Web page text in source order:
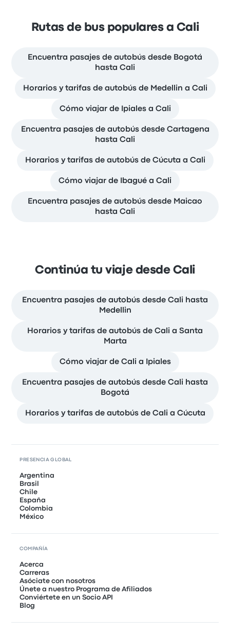
Rutas de bus populares a Cali
Encuentra pasajes de autobús desde Bogotá
hasta Cali
Horarios y tarifas de autobús de Medellin a Cali
Cómo viajar de Ipiales a Cali
Encuentra pasajes de autobús desde Cartagena
hasta Cali
Horarios y tarifas de autobús de Cúcuta a Cali
Cómo viajar de Ibagué a Cali
Encuentra pasajes de autobús desde Maicao
hasta Cali
Continúa tu viaje desde Cali
Encuentra pasajes de autobús desde Cali hasta
Medellin
Horarios y tarifas de autobús de Cali a Santa
Marta
Cómo viajar de Cali a Ipiales
Encuentra pasajes de autobús desde Cali hasta
Bogotá
Horarios y tarifas de autobús de Cali a Cúcuta
PRESENCIA GLOBAL
Argentina
Brasil
Chile
España
Colombia
México
COMPAÑÍA
Acerca
Carreras
Asóciate con nosotros
Únete a nuestro Programa de Afiliados
Conviértete en un Socio API
Blog